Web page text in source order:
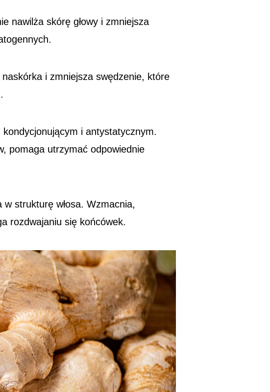
nawilża skórę głowy i zmniejsza
i zmniejsza swędzenie, które
i antystatycznym.
pomaga utrzymać odpowiednie
strukturę włosa. Wzmacnia,
rozdwajaniu się końcówek.